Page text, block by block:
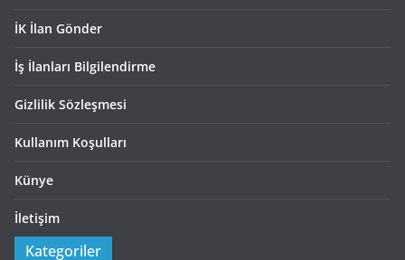
İK İlan Gönder
İş İlanları Bilgilendirme
Gizlilik Sözleşmesi
Kullanım Koşulları
Künye
İletişim
Kategoriler